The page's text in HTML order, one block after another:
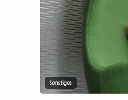
Sonstiges